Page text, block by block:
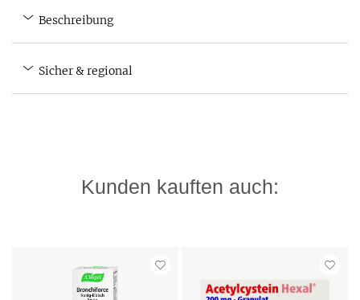
Beschreibung
Sicher & regional
Kunden kauften auch: